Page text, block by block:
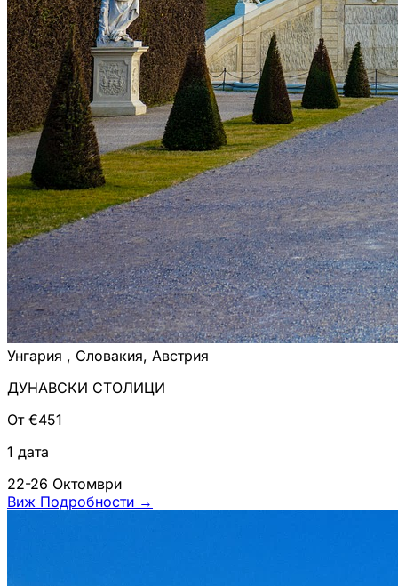
Унгария , Словакия, Австрия
ДУНАВСКИ СТОЛИЦИ
От €451
1 дата
22-26 Октомври
Виж Подробности →